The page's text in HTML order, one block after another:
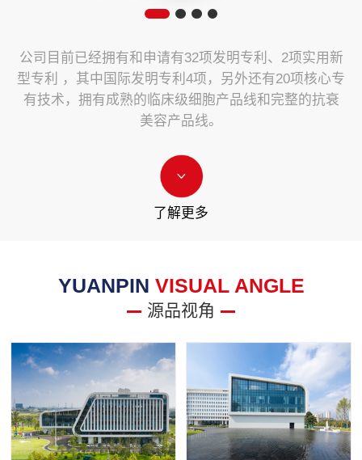
公司目前已经拥有和申请有32项发明专利、2项实用新
型专利 ，其中国际发明专利4项，另外还有20项核心专
有技术，拥有成熟的临床级细胞产品线和完整的抗衰
美容产品线。
了解更多
YUANPIN VISUAL ANGLE
源品视角